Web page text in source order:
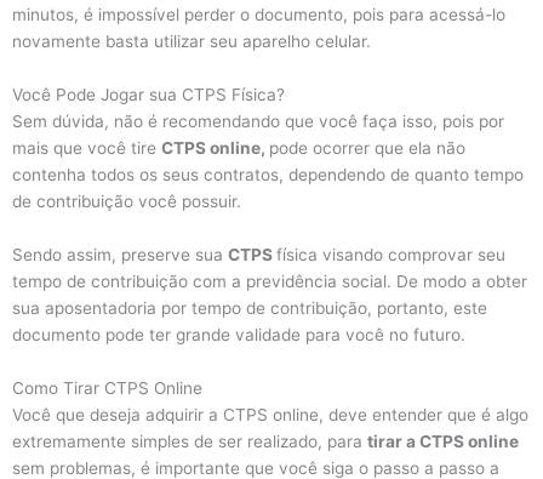
minutos, é impossível perder o documento, pois para acessá-lo
novamente basta utilizar seu aparelho celular.
Você Pode Jogar sua CTPS Física?
Sem dúvida, não é recomendando que você faça isso, pois por
mais que você tire CTPS online, pode ocorrer que ela não
contenha todos os seus contratos, dependendo de quanto tempo
de contribuição você possuir.
Sendo assim, preserve sua CTPSfísica visando comprovar seu
tempo de contribuição com a previdência social. De modo a obter
sua aposentadoria por tempo de contribuição, portanto, este
documento pode ter grande validade para você no futuro.
Como Tirar CTPS Online
Você que deseja adquirir a CTPS online, deve entender que é algo
extremamente simples de ser realizado, para tirar a CTPS online
sem problemas, é importante que você siga o passo a passo a